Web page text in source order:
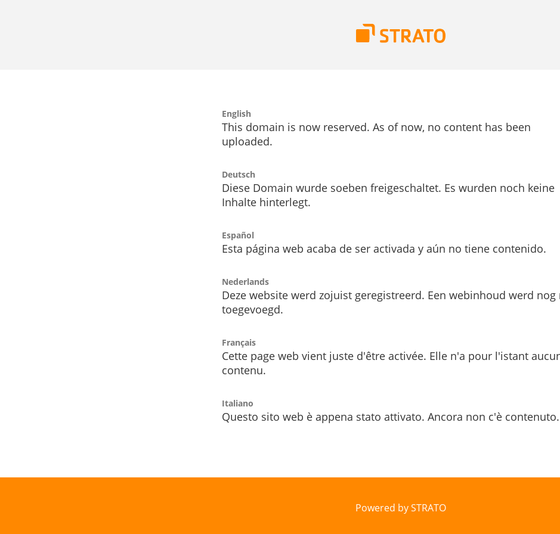
English
This domain is now reserved. As of now, no content has been
uploaded.
Deutsch
Diese Domain wurde soeben freigeschaltet. Es wurden noch keine
Inhalte hinterlegt.
Español
Esta página web acaba de ser activada y aún no tiene contenido.
Nederlands
Deze website werd zojuist geregistreerd. Een webinhoud werd nog
toegevoegd.
Français
Cette page web vient juste d'être activée. Elle n'a pour l'istant
contenu.
Italiano
Questo sito web è appena stato attivato. Ancora non c'è contenuto.
Powered by STRATO